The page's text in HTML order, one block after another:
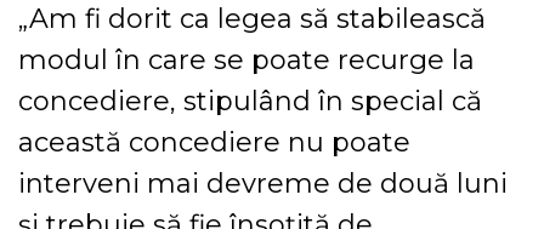
„Am fi dorit ca legea să stabilească
modul în care se poate recurge la
concediere, stipulând în special că
această concediere nu poate
interveni mai devreme de două luni